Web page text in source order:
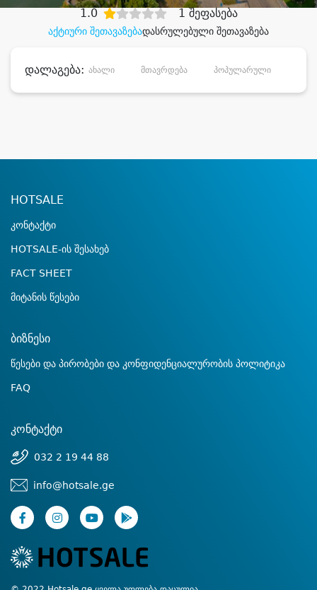
აქტიური შეთავაზებადასრულებული შეთავაზება
1.0 1 შეფასება
დალაგება: ახალი მთავრდება პოპულარული
HOTSALE
კონტაქტი
HOTSALE-ის შესახებ
FACT SHEET
მიტანის წესები
ბიზნესი
წესები და პირობები და კონფიდენციალურობის პოლიტიკა
FAQ
კონტაქტი
032 2 19 44 88
info@hotsale.ge